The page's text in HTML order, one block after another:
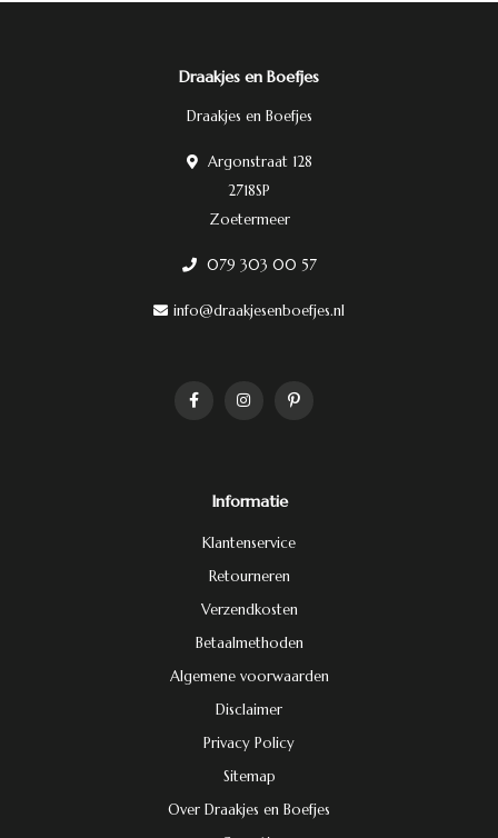
Draakjes en Boefjes
Draakjes en Boefjes
Argonstraat 128
2718SP
Zoetermeer
079 303 00 57
info@draakjesenboefjes.nl
Informatie
Klantenservice
Retourneren
Verzendkosten
Betaalmethoden
Algemene voorwaarden
Disclaimer
Privacy Policy
Sitemap
Over Draakjes en Boefjes